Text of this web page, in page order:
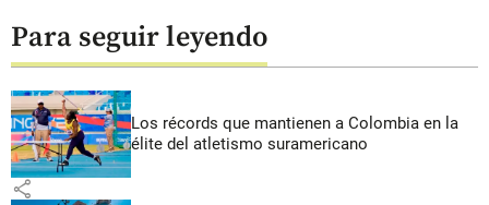
Para seguir leyendo
Los récords que mantienen a Colombia en la
élite del atletismo suramericano
share